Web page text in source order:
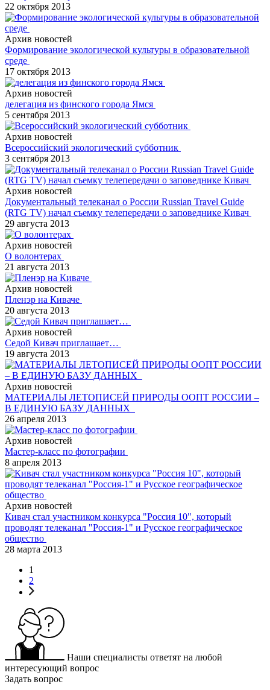
22 октября 2013
Архив новостей
Формирование экологической культуры в образовательной
среде
17 октября 2013
Архив новостей
делегация из финского города Ямся
5 сентября 2013
Архив новостей
Всероссийский экологический субботник
3 сентября 2013
Архив новостей
Документальный телеканал о России Russian Travel Guide
(RTG TV) начал съемку телепередачи о заповеднике Кивач
29 августа 2013
Архив новостей
О волонтерах
21 августа 2013
Архив новостей
Пленэр на Киваче
20 августа 2013
Архив новостей
Седой Кивач приглашает…
19 августа 2013
Архив новостей
МАТЕРИАЛЫ ЛЕТОПИСЕЙ ПРИРОДЫ ООПТ РОССИИ –
В ЕДИНУЮ БАЗУ ДАННЫХ
26 апреля 2013
Архив новостей
Мастер-класс по фотографии
8 апреля 2013
Архив новостей
Кивач стал участником конкурса "Россия 10", который
проводят телеканал "Россия-1" и Русское географическое
общество
28 марта 2013
1
2
Наши специалисты ответят на любой
интересующий вопрос
Задать вопрос